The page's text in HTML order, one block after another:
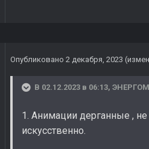
Опубликовано 2 декабря, 2023
В 02.12.2023 в 06:13,
1. Анимации дерганные ,
искусственно.